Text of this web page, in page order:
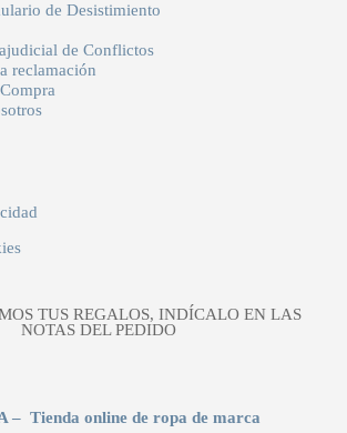
de Desistimiento
de Conflictos
reclamación
TUS REGALOS, INDÍCALO EN LAS
NOTAS DEL PEDIDO
– Tienda online de ropa de marca